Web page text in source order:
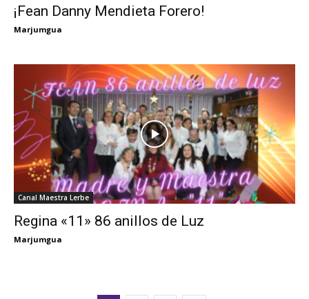
¡Fean Danny Mendieta Forero!
Marjumgua
Canal Maestra Lerbe
Regina «11» 86 anillos de Luz
Marjumgua